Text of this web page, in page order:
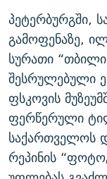
პეტერბურგში,
გამოფენაზე,
სურათი
შესრულებული
ფსკოვის
ფერწერული
საქართველოს
რეპინის